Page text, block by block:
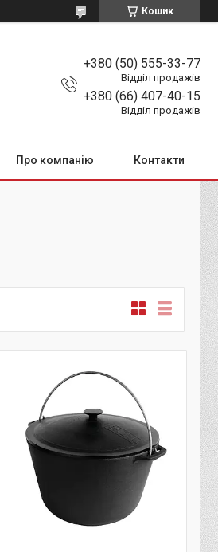
Кошик
+380 (50) 555-33-77
Відділ продажів
+380 (66) 407-40-15
Відділ продажів
Про компанію Контакти